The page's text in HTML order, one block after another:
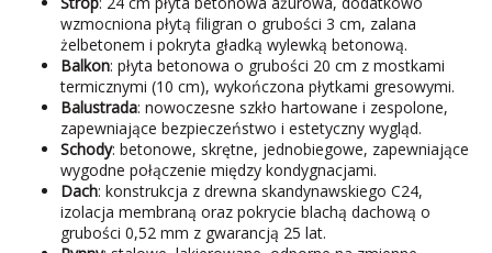
wzmocniona płytą filigran o grubości 3 cm, zalana
żelbetonem i pokryta gładką wylewką betonową.
Balkon: płyta betonowa o grubości 20 cm z mostkami
termicznymi (10 cm), wykończona płytkami gresowymi.
Balustrada: nowoczesne szkło hartowane i zespolone,
zapewniające bezpieczeństwo i estetyczny wygląd.
Schody: betonowe, skrętne, jednobiegowe, zapewniające
wygodne połączenie między kondygnacjami.
Dach: konstrukcja z drewna skandynawskiego C24,
izolacja membraną oraz pokrycie blachą dachową o
grubości 0,52 mm z gwarancją 25 lat.